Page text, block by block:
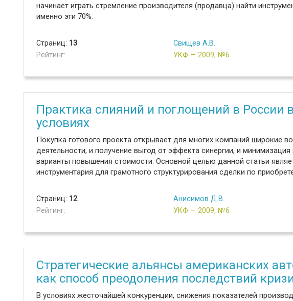
начинает играть стремление производителя (продавца) найти
именно эти 70%.
Страниц: 13
Рейтинг:
Свищев А.В.
УКФ — 2009, №6
Практика слияний и поглощений в России
условиях
Покупка готового проекта открывает для многих компаний широкие
деятельности, и получение выгод от эффекта синергии, и
варианты повышения стоимости. Основной целью данной статьи
инструментария для грамотного структурирования сделки по
Страниц: 12
Рейтинг:
Анисимов Д.В.
УКФ — 2009, №6
Стратегические альянсы американских
как способ преодоления последствий
В условиях жесточайшей конкуренции, снижения показателей